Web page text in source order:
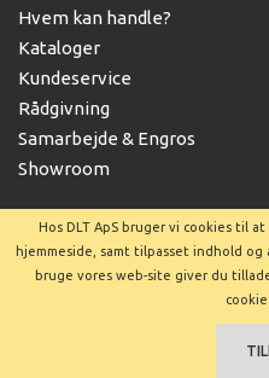
Hvem kan handle?
Kataloger
Kundeservice
Rådgivning
Samarbejde & Engros
Showroom
Copyright ©
Hos DLT ApS bruger vi cookies til
hjemmeside, samt tilpasset indhold og
bruge vores web-site giver du